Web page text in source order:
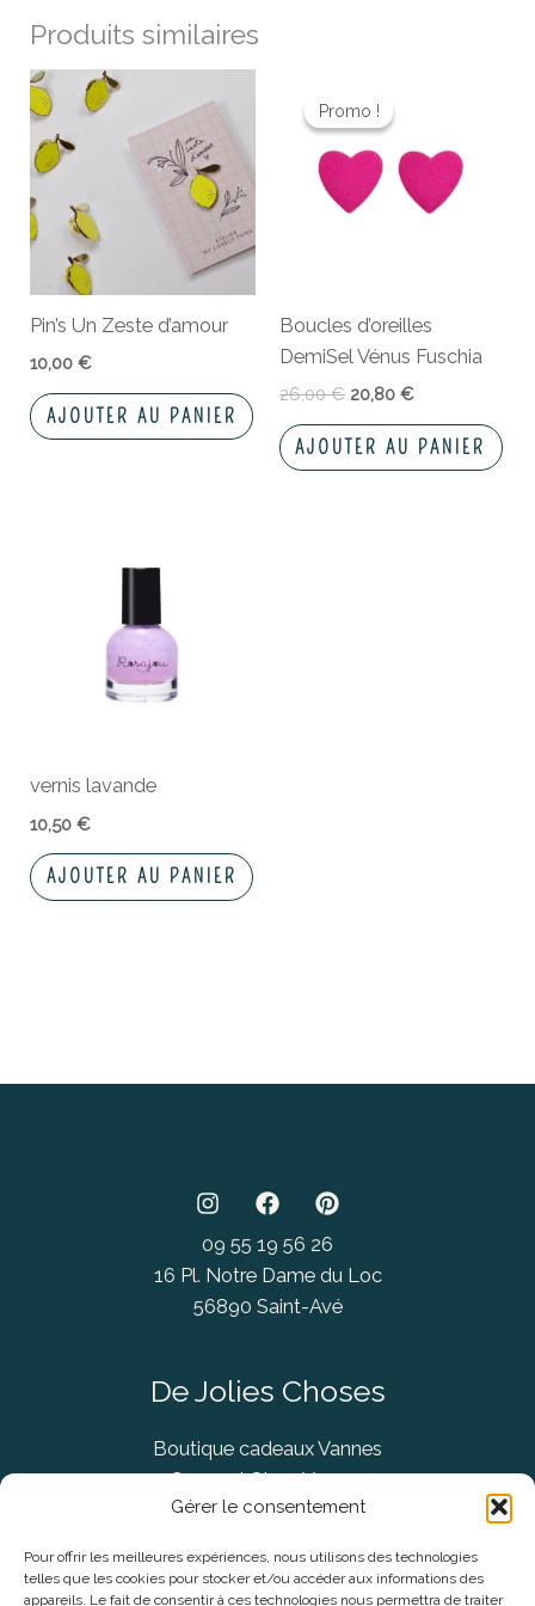
Gérer le consentement
Pour offrir les meilleures expériences, nous utilisons des technologies
telles que les cookies pour stocker et/ou accéder aux informations des
appareils. Le fait de consentir à ces technologies nous permettra de traiter
Produits similaires
Pin’s Un Zeste d’amour
10,00€
AJOUTER AU PANIER
Promo !
Promo !
Boucles d’oreilles
DemiSel Vénus Fuschia
26,00€
initial
était :
26,00 €.
20,80 €
est :
20,80 €.
AJOUTER AU PANIER
vernis lavande
10,50€
AJOUTER AU PANIER
09 55 19 56 26
16 Pl. Notre Dame du Loc
56890 Saint-Avé
De Jolies Choses
Boutique cadeaux Vannes
Concept Store Vannes